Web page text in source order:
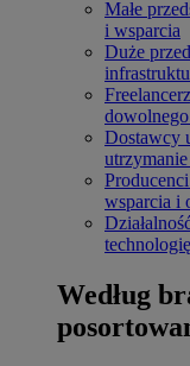
Małe
i wsparcia
Duże
Dostawcy
wsparcia i
Według